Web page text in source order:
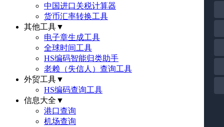
中国进口关税计算器
货币汇率转换工具
其他工具▼
电子章生成工具
全球时间工具
HS编码智能归类助手
老赖（失信人）查询工具
外贸工具▼
HS编码查询工具
信息大全 ▼
港口查询
机场查询